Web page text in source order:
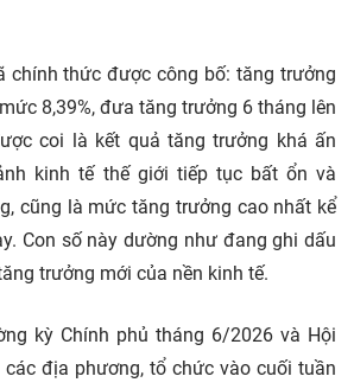
chính thức được công bố: tăng trưởng
8,39%, đưa tăng trưởng 6 tháng lên
coi là kết quả tăng trưởng khá ấn
kinh tế thế giới tiếp tục bất ổn và
cũng là mức tăng trưởng cao nhất kể
Con số này dường như đang ghi dấu
trưởng mới của nền kinh tế.
kỳ Chính phủ tháng 6/2026 và Hội
các địa phương, tổ chức vào cuối tuần